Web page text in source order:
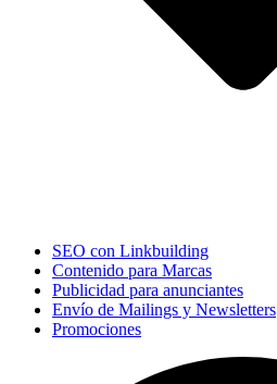
SEO con Linkbuilding
Contenido para Marcas
Publicidad para anunciantes
Envío de Mailings y Newsletters
Promociones